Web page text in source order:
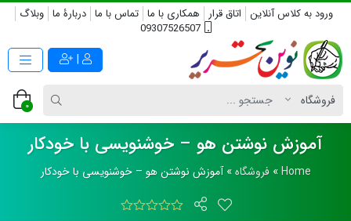
ورود به کلاس آنلاین اتاق قرار همکاری با ما تماس با ما دربارۀ ما وبلاگ
09307526507
|
0
آموزش نوشتن هو – خوشنویسی با خودکار
Home
»فروشگاه»آموزش نوشتن هو – خوشنویسی با خودکار